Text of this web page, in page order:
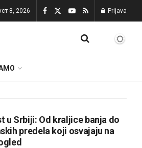
8, 2026 Prijava
u Srbiji: Od kraljice banja do
predela koji osvajaju na